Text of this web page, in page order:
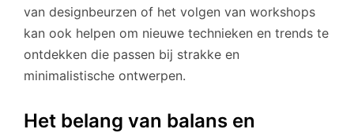
van designbeurzen of het volgen van workshops
kan ook helpen om nieuwe technieken en trends te
ontdekken die passen bij strakke en
minimalistische ontwerpen.
Het belang van balans en